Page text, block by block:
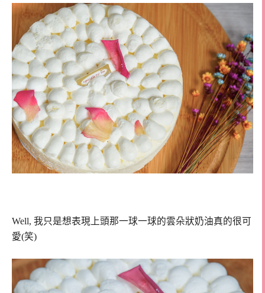
Well, 我只是想表現上頭那一球一球的雲朵狀奶油真的很可
愛(笑)